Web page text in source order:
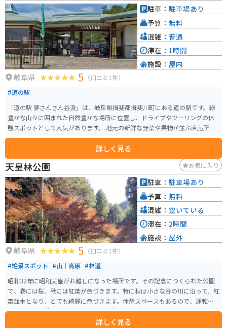
る場合、道の駅には広い駐車場が完備されているので安心です。長良川沿い
を走る国道156号線は、景色が良く、ツーリングに最適なルートです。
岐阜県 5 （口コミ1件）
#道の駅
「道の駅 夢さんさん谷汲」は、岐阜県揖斐郡揖斐川町にある道の駅です。緑
豊かな山々に囲まれた自然豊かな場所に位置し、ドライブやツーリングの休
憩スポットとして人気があります。 地元の新鮮な野菜や果物が並ぶ直売所
は、お土産探しにも最適です。また、レストランでは、地元の食材をふんだ
んに使った料理を楽しむことができます。特に、揖斐川町の特産品である
「揖斐茶」を使ったスイーツはおすすめです。 バイクで訪れる場合、道の駅
には広々とした駐車場が完備されているので安心です。周辺には、揖斐川沿
いを走る風光明媚な道が多く、ツーリングにも最適なエリアです。道の駅か
ら少し足を延ばせば、歴史ある谷汲山華厳寺を訪れることもできます。 道の
駅 夢さんさん谷汲は、自然と触れ合いながら、地元の美味しいものを楽しめ
る場所です。ドライブやツーリングの際には、ぜひ立ち寄ってみてくださ
い。
詳しく見る
駐車： 駐車場あり
予算： 無料
混雑： 普通
滞在： 1時間
施設： 屋内
天皇林公園 お気に入り
岐阜県 5 （口コミ1件）
#絶景スポット #山｜高原 #林道
昭和32年に昭和天皇がお越しになった場所です。その記念につくられた公園
で、春には桜、秋には紅葉が色づきます。特に秋は小さな谷の川に沿って、紅
葉並木となり、とても綺麗に色づきます。休憩スペースもあるので、運転に
疲れた時の休憩場所として静かで落ち着ける場所です。
詳しく見る
駐車： 駐車場あり
予算： 無料
混雑： 空いている
滞在： 2時間
施設： 屋外